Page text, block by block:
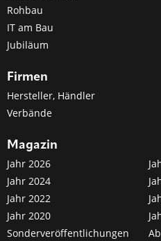
Rohbau
IT am Bau
Jubiläum
Firmen
Hersteller, Händler
Verbände
Magazin
Jahr 2026
Jahr 2024
Jahr 2022
Jahr 2020
Sonderveröffentlichungen